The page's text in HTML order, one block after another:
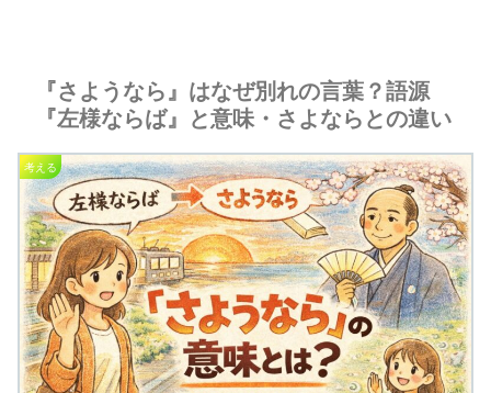
『さようなら』はなぜ別れの言葉？語源
『左様ならば』と意味・さよならとの違い
考える